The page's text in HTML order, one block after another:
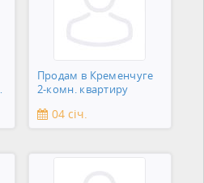
Продам в Кременчуге
2-комн. квартиру
04 січ.